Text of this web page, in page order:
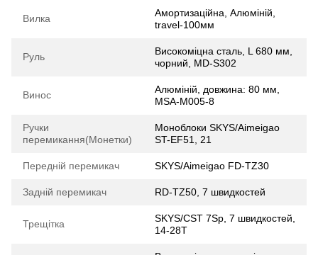
Вилка
Амортизаційна, Алюмiнiй,
travel-100мм
Руль
Високоміцна сталь, L 680 мм,
чорний, MD-S302
Винос
Алюмiнiй, довжина: 80 мм,
MSA-M005-8
Ручки
перемикання(Монетки)
Моноблоки SKYS/Aimeigao
ST-EF51, 21
Передній перемикач SKYS/Aimeigao FD-TZ30
Задній перемикач RD-TZ50, 7 швидкостей
Трещітка
SKYS/CST 7Sp, 7 швидкостей,
14-28Т